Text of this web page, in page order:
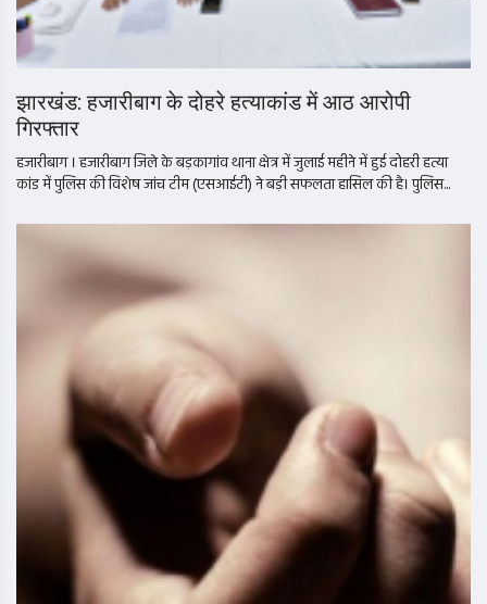
झारखंड: हजारीबाग के दोहरे हत्याकांड में आठ आरोपी
गिरफ्तार
हजारीबाग । हजारीबाग जिले के बड़कागांव थाना क्षेत्र में जुलाई महीने में हुई दोहरी हत्या
कांड में पुलिस की विशेष जांच टीम (एसआईटी) ने बड़ी सफलता हासिल की है। पुलिस...